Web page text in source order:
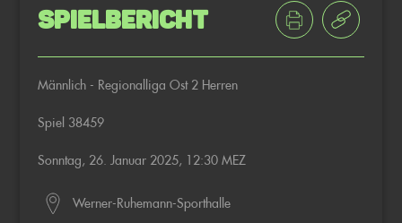
Spielbericht
Männlich - Regionalliga Ost 2 Herren
Spiel 38459
Sonntag, 26. Januar 2025, 12:30 MEZ
Werner-Ruhemann-Sporthalle